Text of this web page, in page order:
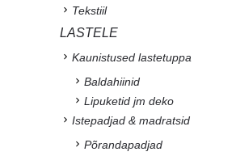
Tekstiil
LASTELE
Kaunistused lastetuppa
Baldahiinid
Lipuketid jm deko
Istepadjad & madratsid
Põrandapadjad